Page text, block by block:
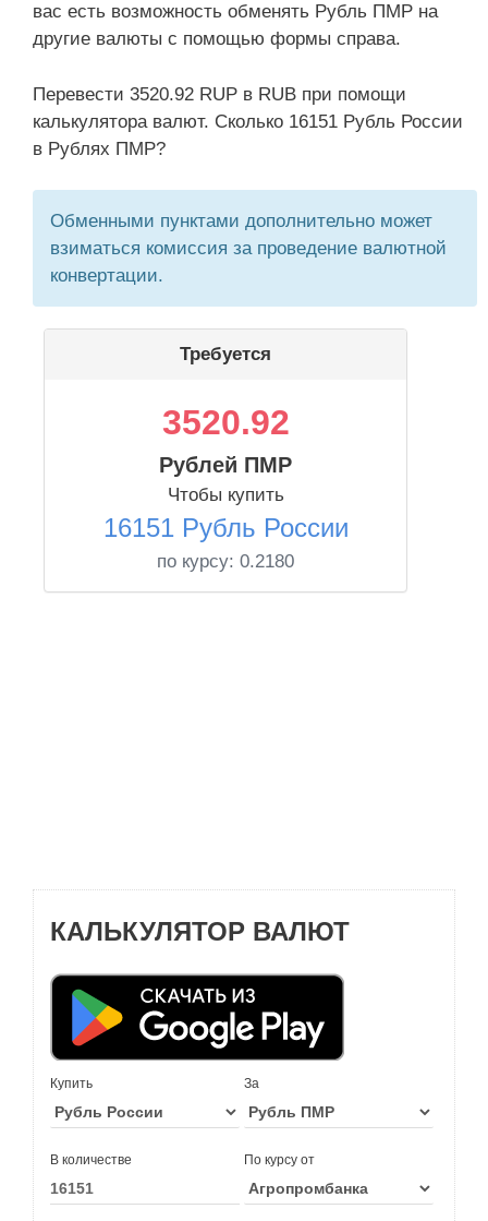
вас есть возможность обменять Рубль ПМР на
другие валюты с помощью формы справа.
Перевести 3520.92 RUP в RUB при помощи
калькулятора валют. Сколько 16151 Рубль России
в Рублях ПМР?
Обменными пунктами дополнительно может
взиматься комиссия за проведение валютной
конвертации.
Требуется
3520.92
Рублей ПМР
Чтобы купить
16151 Рубль России
по курсу: 0.2180
КАЛЬКУЛЯТОР ВАЛЮТ
Купить За
В количестве По курсу от